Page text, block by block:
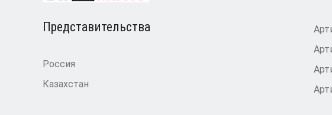
Представительства
Россия
Казахстан